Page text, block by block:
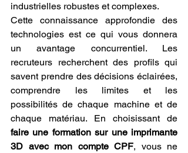
industrielles robustes et complexes.
Cette connaissance approfondie des
technologies est ce qui vous donnera
un avantage concurrentiel. Les
recruteurs recherchent des profils qui
savent prendre des décisions éclairées,
comprendre les limites et les
possibilités de chaque machine et de
faire une formation sur une imprimante
3D avec mon compte CPF, vous ne